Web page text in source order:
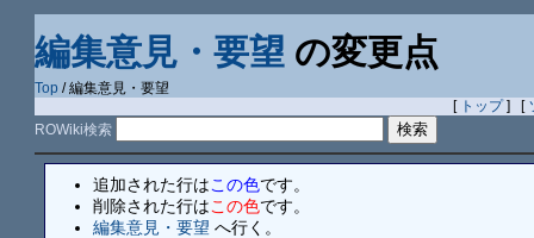
編集意見・要望 の変更点
Top / 編集意見・要望
[ トップ] [
ROWiki検索
追加された行はこの色です。
削除された行はこの色です。
編集意見・要望 へ行く。